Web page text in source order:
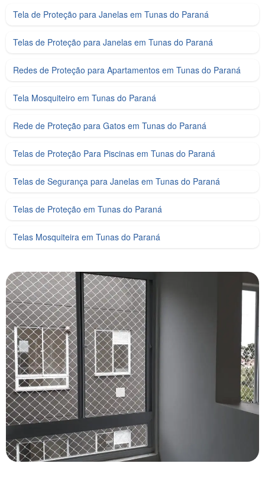
Tela de Proteção para Janelas em Tunas do Paraná
Telas de Proteção para Janelas em Tunas do Paraná
Redes de Proteção para Apartamentos em Tunas do Paraná
Tela Mosquiteiro em Tunas do Paraná
Rede de Proteção para Gatos em Tunas do Paraná
Telas de Proteção Para Piscinas em Tunas do Paraná
Telas de Segurança para Janelas em Tunas do Paraná
Telas de Proteção em Tunas do Paraná
Telas Mosquiteira em Tunas do Paraná